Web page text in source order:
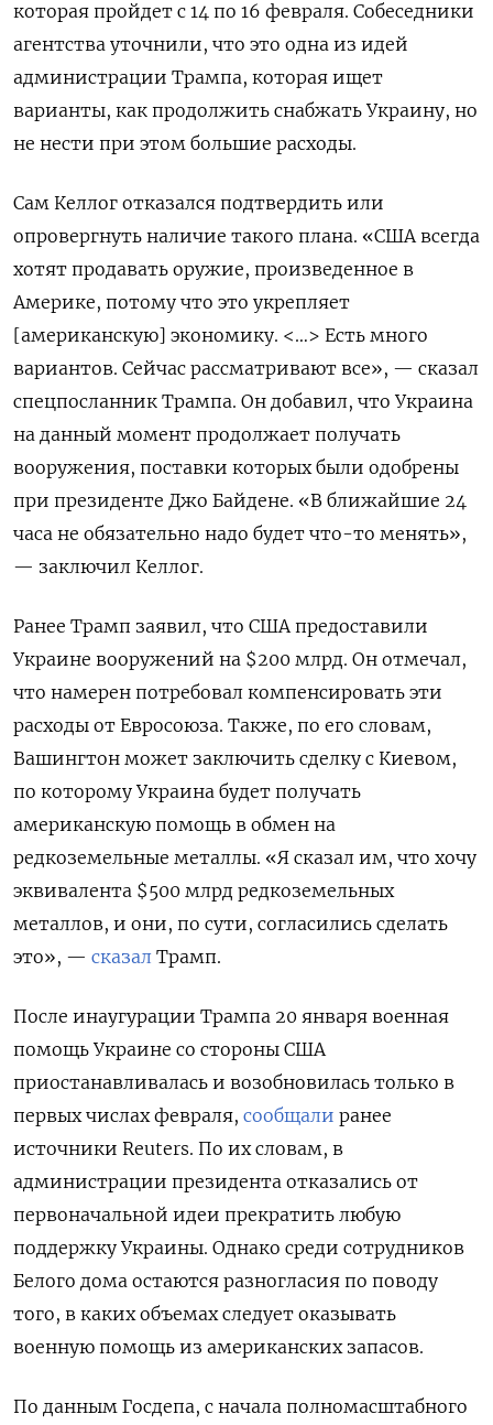
которая пройдет с 14 по 16 февраля. Собеседники
агентства уточнили, что это одна из идей
администрации Трампа, которая ищет
варианты, как продолжить снабжать Украину, но
не нести при этом большие расходы.
Сам Келлог отказался подтвердить или
опровергнуть наличие такого плана. «США всегда
хотят продавать оружие, произведенное в
Америке, потому что это укрепляет
[американскую] экономику. <…> Есть много
вариантов. Сейчас рассматривают все», — сказал
спецпосланник Трампа. Он добавил, что Украина
на данный момент продолжает получать
вооружения, поставки которых были одобрены
при президенте Джо Байдене. «В ближайшие 24
часа не обязательно надо будет что-то менять»,
— заключил Келлог.
Ранее Трамп заявил, что США предоставили
Украине вооружений на $200 млрд. Он отмечал,
что намерен потребовал компенсировать эти
расходы от Евросоюза. Также, по его словам,
Вашингтон может заключить сделку с Киевом,
по которому Украина будет получать
американскую помощь в обмен на
редкоземельные металлы. «Я сказал им, что хочу
эквивалента $500 млрд редкоземельных
металлов, и они, по сути, согласились сделать
это», — сказал Трамп.
После инаугурации Трампа 20 января военная
помощь Украине со стороны США
приостанавливалась и возобновилась только в
первых числах февраля, сообщали ранее
источники Reuters. По их словам, в
администрации президента отказались от
первоначальной идеи прекратить любую
поддержку Украины. Однако среди сотрудников
Белого дома остаются разногласия по поводу
того, в каких объемах следует оказывать
военную помощь из американских запасов.
По данным Госдепа, с начала полномасштабного